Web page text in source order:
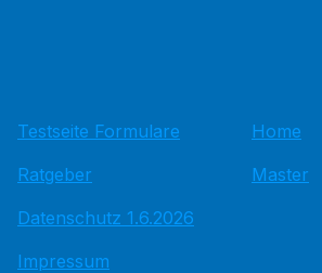
Testseite Formulare
Ratgeber
Datenschutz 1.6.2026
Impressum
Home
Master